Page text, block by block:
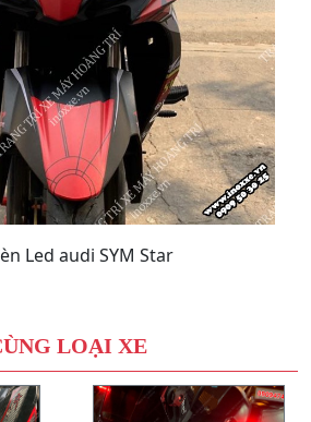
Led audi SYM Star
LOẠI XE